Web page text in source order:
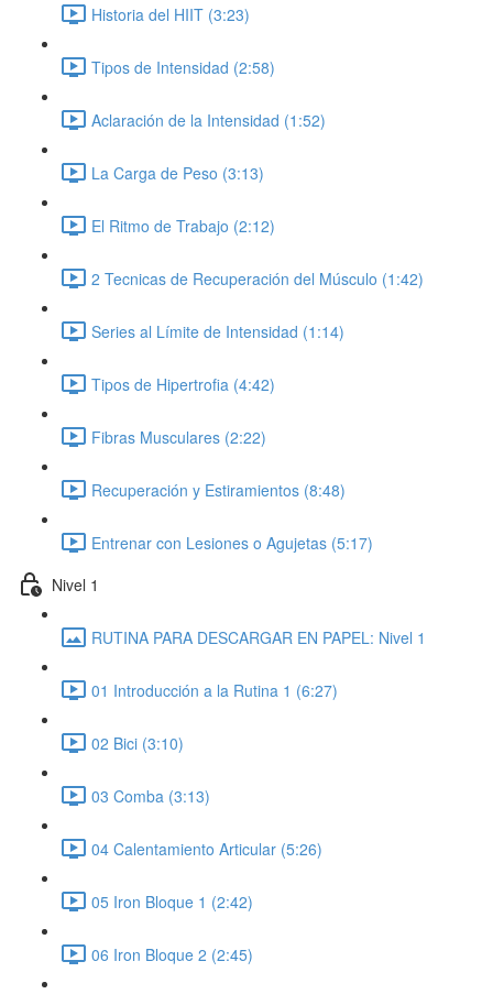
Historia del HIIT (3:23)
Tipos de Intensidad (2:58)
Aclaración de la Intensidad (1:52)
La Carga de Peso (3:13)
El Ritmo de Trabajo (2:12)
2 Tecnicas de Recuperación del Músculo (1:42)
Series al Límite de Intensidad (1:14)
Tipos de Hipertrofia (4:42)
Fibras Musculares (2:22)
Recuperación y Estiramientos (8:48)
Entrenar con Lesiones o Agujetas (5:17)
Nivel 1
RUTINA PARA DESCARGAR EN PAPEL: Nivel 1
01 Introducción a la Rutina 1 (6:27)
02 Bici (3:10)
03 Comba (3:13)
04 Calentamiento Articular (5:26)
05 Iron Bloque 1 (2:42)
06 Iron Bloque 2 (2:45)